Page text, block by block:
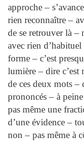
approche –
rien reconnaître –
de se retrouver là –
avec rien
forme – c’est
lumière – dire
de ces deux mots –
prononcés – à
pas même une
d’une évidence –
non – pas même à